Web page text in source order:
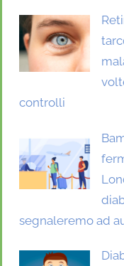
controlli
segnaleremo ad